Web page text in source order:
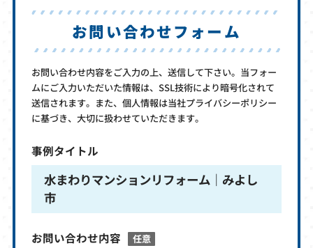
お問い合わせフォーム
お問い合わせ内容をご入力の上、送信して下さい。当フォー
ムにご入力いただいた情報は、SSL技術により暗号化されて
送信されます。また、個人情報は当社プライバシーポリシー
に基づき、大切に扱わせていただきます。
事例タイトル
水まわりマンションリフォーム｜みよし
市
お問い合わせ内容 任意